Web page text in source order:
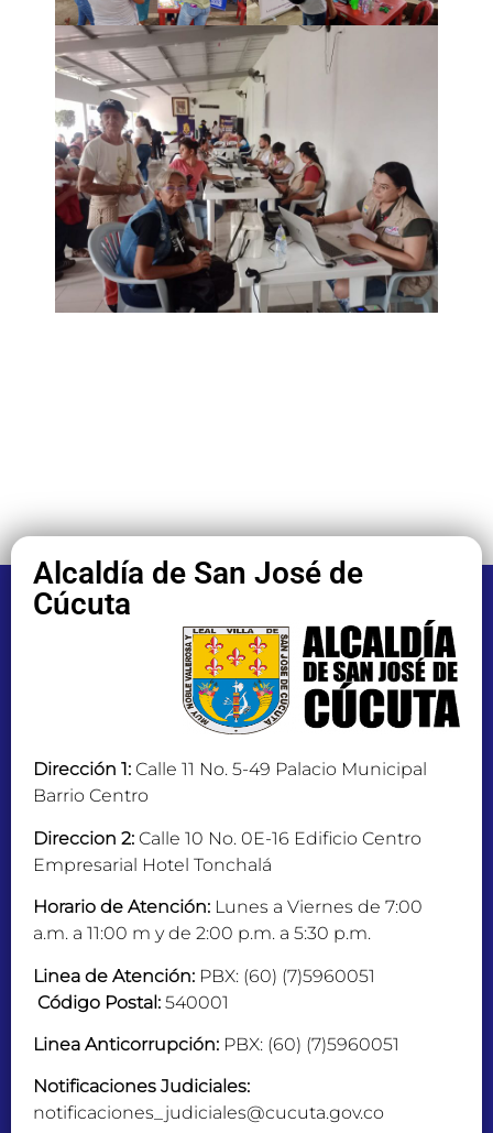
Alcaldía de San José de
Cúcuta
Dirección 1: Calle 11 No. 5-49 Palacio Municipal
Barrio Centro
Direccion 2: Calle 10 No. 0E-16 Edificio Centro
Empresarial Hotel Tonchalá
Horario de Atención: Lunes a Viernes de 7:00
a.m. a 11:00 m y de 2:00 p.m. a 5:30 p.m.
Linea de Atención: PBX: (60) (7)5960051
Código Postal: 540001
Linea Anticorrupción: PBX: (60) (7)5960051
Notificaciones Judiciales:
notificaciones_judiciales@cucuta.gov.co